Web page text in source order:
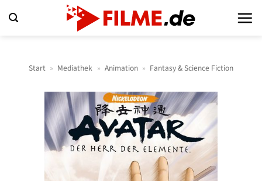
Inhalt
Start » Mediathek » Animation » Fantasy & Science Fiction